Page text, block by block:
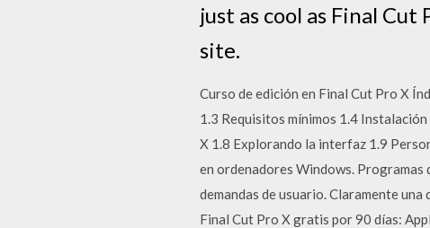
just as cool as Final
site.
Curso de edición en Final Cut Pro X
1.3 Requisitos mínimos 1.4
X 1.8 Explorando la interfaz 1.9
en ordenadores Windows. Programas
demandas de usuario. Claramente
Final Cut Pro X gratis por 90 días: